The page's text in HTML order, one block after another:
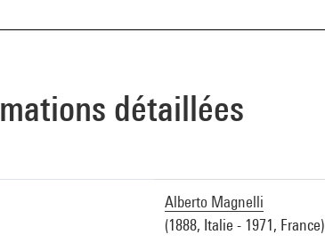
détaillées
Alberto Magnelli
(1888, Italie - 1971, France)